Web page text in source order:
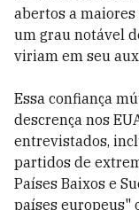
abertos a
um grau notável
viriam em seu
Essa confiança
descrença nos
entrevistados,
partidos de
Países Baixos e
países europeus"